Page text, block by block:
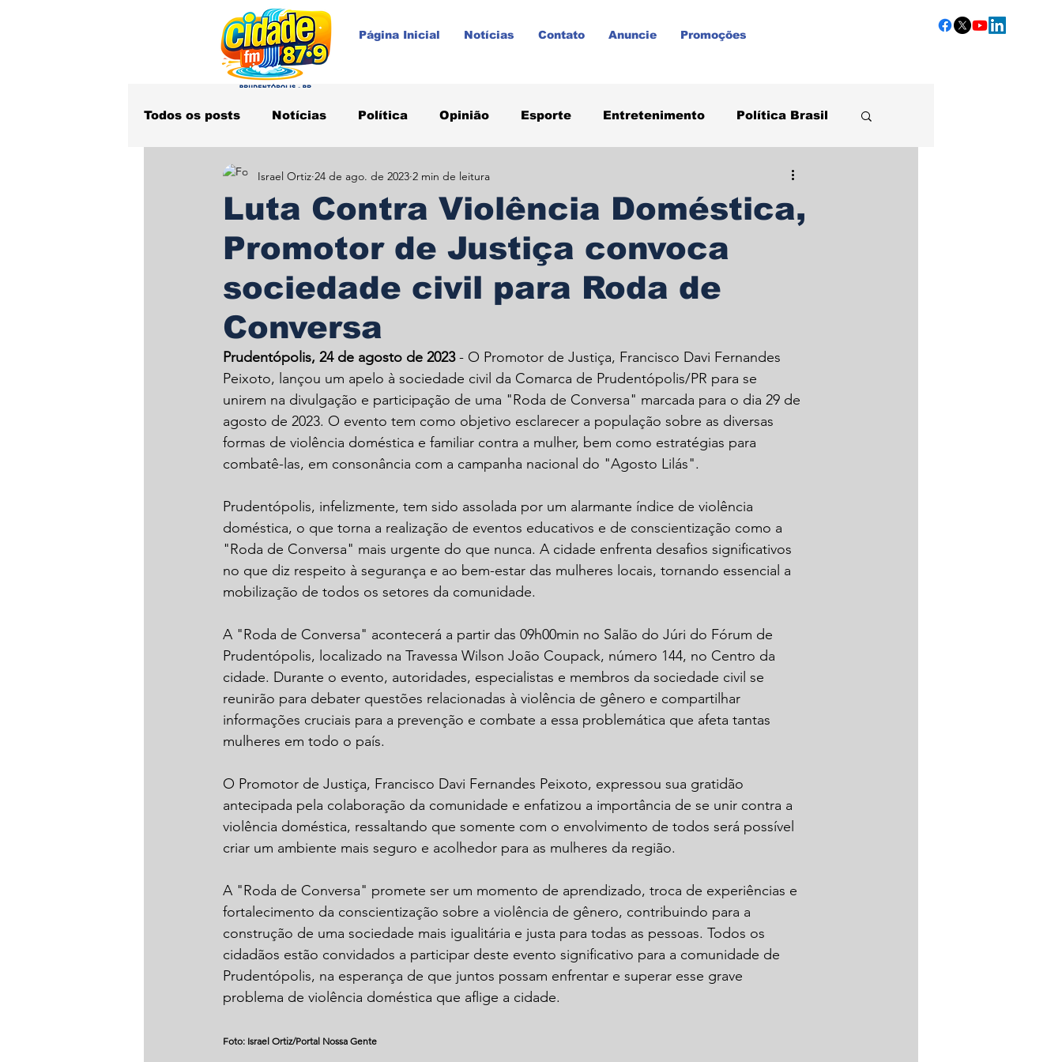
Página Inicial Notícias Contato Anuncie Promoções
Todos os posts Notícias Política Opinião Esporte Entretenimento Política Brasil
Obituário Polícia Saúde Paraná Agronegócio
Luta Contra Violência Doméstica,
Promotor de Justiça convoca
sociedade civil para Roda de
Conversa
Israel Ortiz 24 de ago. de 2023 2 min de leitura
Prudentópolis, 24 de agosto de 2023 - O Promotor de Justiça, Francisco Davi Fernandes
Peixoto, lançou um apelo à sociedade civil da Comarca de Prudentópolis/PR para se
unirem na divulgação e participação de uma "Roda de Conversa" marcada para o dia 29 de
agosto de 2023. O evento tem como objetivo esclarecer a população sobre as diversas
formas de violência doméstica e familiar contra a mulher, bem como estratégias para
combatê-las, em consonância com a campanha nacional do "Agosto Lilás".
Prudentópolis, infelizmente, tem sido assolada por um alarmante índice de violência
doméstica, o que torna a realização de eventos educativos e de conscientização como a
"Roda de Conversa" mais urgente do que nunca. A cidade enfrenta desafios significativos
no que diz respeito à segurança e ao bem-estar das mulheres locais, tornando essencial a
mobilização de todos os setores da comunidade.
A "Roda de Conversa" acontecerá a partir das 09h00min no Salão do Júri do Fórum de
Prudentópolis, localizado na Travessa Wilson João Coupack, número 144, no Centro da
cidade. Durante o evento, autoridades, especialistas e membros da sociedade civil se
reunirão para debater questões relacionadas à violência de gênero e compartilhar
informações cruciais para a prevenção e combate a essa problemática que afeta tantas
mulheres em todo o país.
O Promotor de Justiça, Francisco Davi Fernandes Peixoto, expressou sua gratidão
antecipada pela colaboração da comunidade e enfatizou a importância de se unir contra a
violência doméstica, ressaltando que somente com o envolvimento de todos será possível
criar um ambiente mais seguro e acolhedor para as mulheres da região.
A "Roda de Conversa" promete ser um momento de aprendizado, troca de experiências e
fortalecimento da conscientização sobre a violência de gênero, contribuindo para a
construção de uma sociedade mais igualitária e justa para todas as pessoas. Todos os
cidadãos estão convidados a participar deste evento significativo para a comunidade de
Prudentópolis, na esperança de que juntos possam enfrentar e superar esse grave
problema de violência doméstica que aflige a cidade.
Foto: Israel Ortiz/Portal Nossa Gente